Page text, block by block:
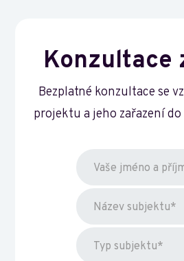
Konzultace
Bezplatné konzultace se
projektu a jeho zařazení